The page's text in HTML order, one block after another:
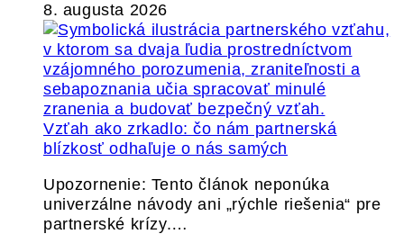
8. augusta 2026
Vzťah ako zrkadlo: čo nám partnerská
blízkosť odhaľuje o nás samých
Upozornenie: Tento článok neponúka
univerzálne návody ani „rýchle riešenia“ pre
partnerské krízy.…